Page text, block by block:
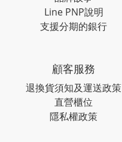
Line PNP說明
支援分期的銀行
顧客服務
退換貨須知及運送政策
直營櫃位
隱私權政策